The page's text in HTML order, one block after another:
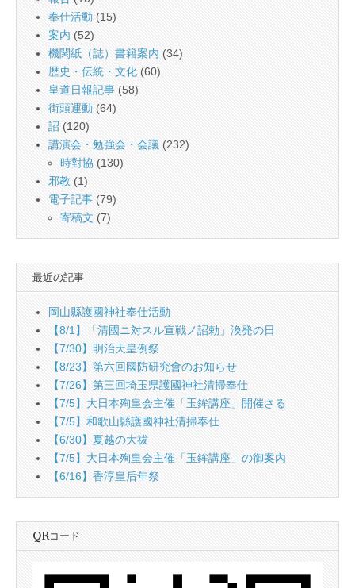
奉仕活動 (15)
案内 (52)
機関紙（誌）書籍案内 (34)
歴史・伝統・文化 (60)
皇道日報記事 (58)
街頭運動 (64)
詔 (120)
講演会・勉強会・会議 (232)
時對協 (130)
邪教 (1)
電子記事 (79)
寄稿文 (7)
最近の記事
岡山縣護國神社奉仕活動
【8/1】「清國ニ対スル宣戦ノ詔勅」渙発の日
【7/30】明治天皇例祭
【8/23】第六回國防研究會のお知らせ
【7/26】第三回埼玉県護國神社清掃奉仕
【7/5】大日本殉皇会主催「玉鉾講座」開催さる
【7/5】和歌山縣護國神社清掃奉仕
【6/30】夏越の大祓
【7/5】大日本殉皇会主催「玉鉾講座」の御案內
【6/16】香淳皇后年祭
QRコード